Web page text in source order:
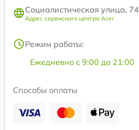
Социалистическая улица, 74
Адрес сервисного центра Acer
Режим работы:
Ежедневно с 9:00 до 21:00
Способы оплаты